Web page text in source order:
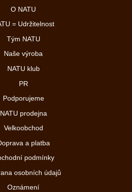
O NATU
= Udržitelnost
Tým NATU
Naše výroba
NATU klub
PR
Podporujeme
NATU prodejna
Velkoobchod
a platba
podmínky
osobních údajů
Oznámení